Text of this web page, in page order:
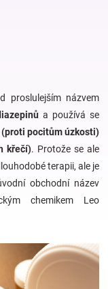
proslulejším názvem
a používá se
pocitům úzkosti)
křečí). Protože se ale
terapii, ale je
obchodní název
chemikem Leo